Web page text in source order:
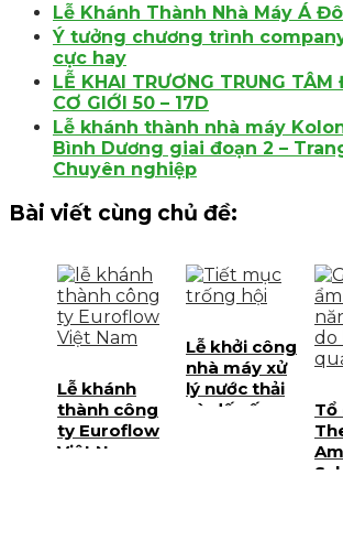
Lễ Khánh Thành Nhà Máy Á
Ý tưởng chương trình
cực hay
LỄ KHAI TRƯƠNG TRUNG TÂM
CƠ GIỚI 50 – 17D
Lễ khánh thành nhà máy
Bình Dương giai đoạn 2 –
Chuyên nghiệp
Bài viết cùng chủ đề:
Lễ khánh
thành công
ty Euroflow
Việt Nam
Lễ khởi công
nhà máy xử
lý nước thải
và dấu ấn
Tổ